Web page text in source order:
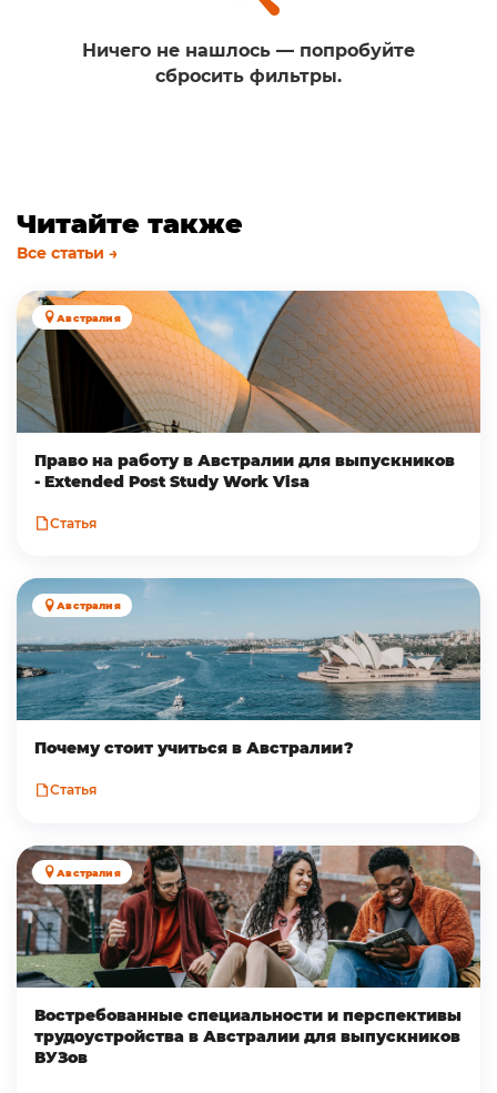
Ничего не нашлось — попробуйте
сбросить фильтры.
Читайте также
Все статьи →
Австралия
Право на работу в Австралии для выпускников
- Extended Post Study Work Visa
Статья
Австралия
Почему стоит учиться в Австралии?
Статья
Австралия
Востребованные специальности и перспективы
трудоустройства в Австралии для выпускников
ВУЗов